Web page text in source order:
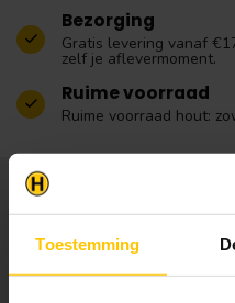
Toestemming
Bezorging
Gratis levering vanaf
zelf je aflevermoment.
Ruime voorraad
Ruime voorraad hout:
Meld je aan voor
bevestigen!
Blijf op de hoogte over onze